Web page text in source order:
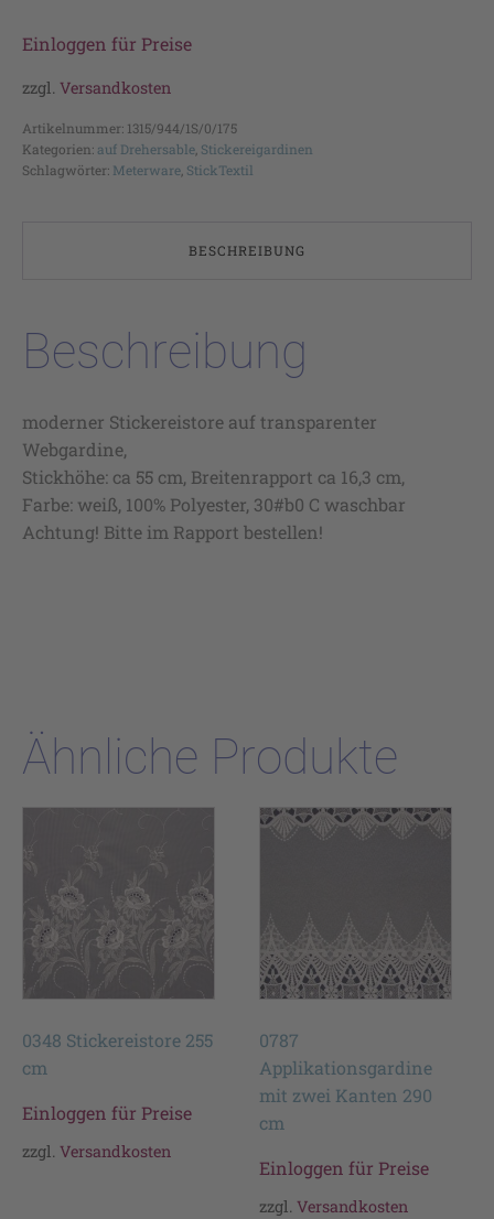
Einloggen für Preise
zzgl. Versandkosten
Artikelnummer: 1315/944/1S/0/175
Kategorien: auf Drehersable Stickereigardinen
Schlagwörter: Meterware StickTextil
BESCHREIBUNG
Beschreibung
moderner Stickereistore auf transparenter
Webgardine,
Stickhöhe: ca 55 cm, Breitenrapport ca 16,3 cm,
Farbe: weiß, 100% Polyester, 30#b0 C waschbar
Achtung! Bitte im Rapport bestellen!
Ähnliche Produkte
0348 Stickereistore 255
cm
Einloggen für Preise
zzgl. Versandkosten
0787
Applikationsgardine
mit zwei Kanten 290
cm
Einloggen für Preise
zzgl.Versandkosten